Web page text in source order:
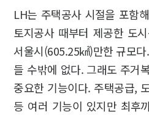
LH는 주택공사 시절을 포함
토지공사 때부터 제공한 도
서울시(605.25㎢)만한 규모
들 수밖에 없다. 그래도 주거
중요한 기능이다. 주택공급,
등 여러 기능이 있지만 최후